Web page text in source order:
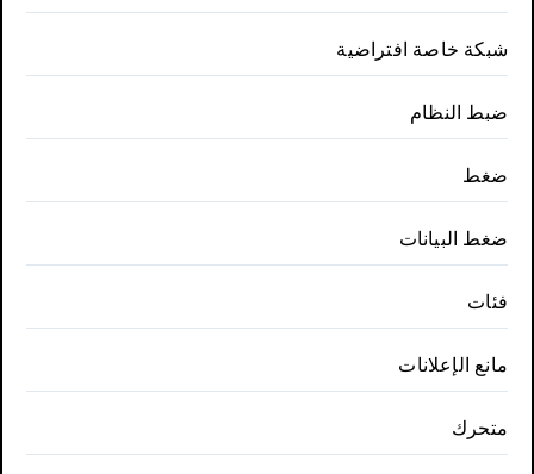
شبكة خاصة افتراضية
ضبط النظام
ضغط
ضغط البيانات
فئات
مانع الإعلانات
متحرك